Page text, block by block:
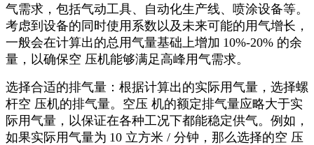
气需求，包括气动工具、自动化生产线、喷涂设备等。
考虑到设备的同时使用系数以及未来可能的用气增长，
一般会在计算出的总用气量基础上增加 10%-20% 的余
量，以确保空 压机能够满足高峰用气需求。
选择合适的排气量：根据计算出的实际用气量，选择螺
杆空 压机的排气量。空压 机的额定排气量应略大于实
际用气量，以保证在各种工况下都能稳定供气。例如，
如果实际用气量为 10 立方米 / 分钟，那么选择的空 压